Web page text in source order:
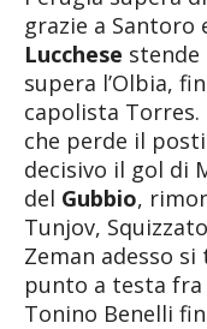
grazie a
Lucchese stende
supera l’Olbia,
capolista
che perde il
decisivo il gol di
del Gubbio,
Tunjov,
Zeman adesso
punto a testa fra
Tonino Benelli